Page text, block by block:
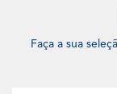
Faça a sua